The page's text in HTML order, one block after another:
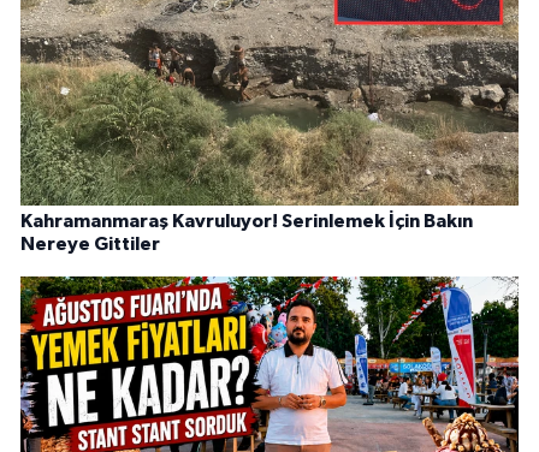
Kahramanmaraş Kavruluyor! Serinlemek İçin Bakın
Nereye Gittiler